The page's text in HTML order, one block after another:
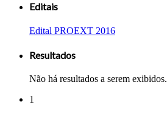
Editais
Edital PROEXT 2016
Resultados
Não há resultados a serem exibidos.
1